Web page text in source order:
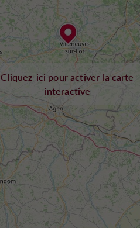
Cliquez-ici pour activer la carte
interactive